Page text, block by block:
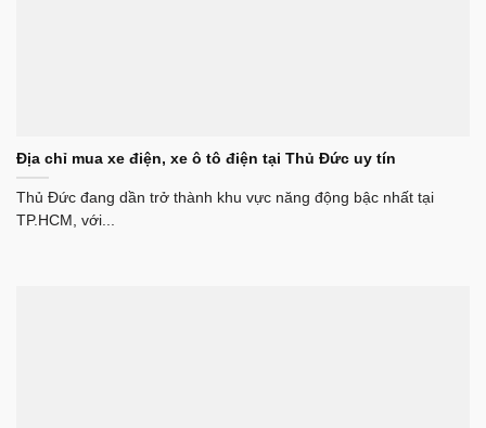
Địa chỉ mua xe điện, xe ô tô điện tại Thủ Đức uy tín
Thủ Đức đang dần trở thành khu vực năng động bậc nhất tại
TP.HCM, với...